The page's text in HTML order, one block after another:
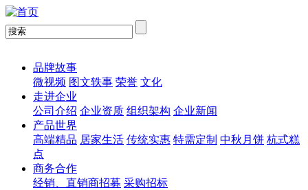
品牌故事
微视频 图文轶事 荣誉 文化
走进企业
公司介绍 企业资质 组织架构 企业新闻
产品世界
高端精品 居家生活 传统实惠 特需定制 中秋月饼 杭式糕
点
商务合作
经销、直销商招募 采购招标